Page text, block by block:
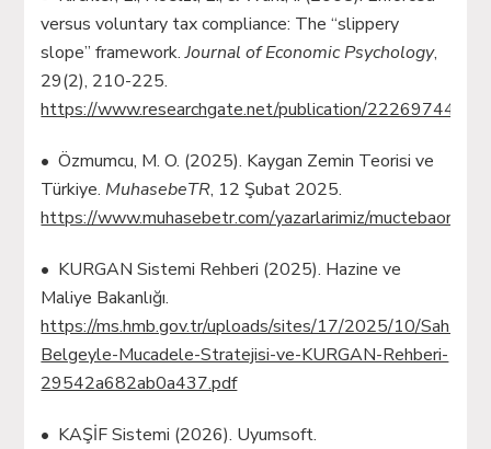
versus voluntary tax compliance: The “slippery
slope” framework.Journal of Economic Psychology,
29(2), 210-225.
https://www.researchgate.net/publication/
• Özmumcu, M. O. (2025). Kaygan Zemin Teorisi ve
Türkiye. MuhasebeTR, 12 Şubat 2025.
https://www.muhasebetr.com/yazarlarimiz/
• KURGAN Sistemi Rehberi (2025). Hazine ve
Maliye Bakanlığı.
https://ms.hmb.gov.tr/uploads/sites/17/2025/10/Sahte-
Belgeyle-Mucadele-Stratejisi-ve-KURGAN-Rehberi-
29542a682ab0a437.pdf
• KAŞİF Sistemi (2026). Uyumsoft.